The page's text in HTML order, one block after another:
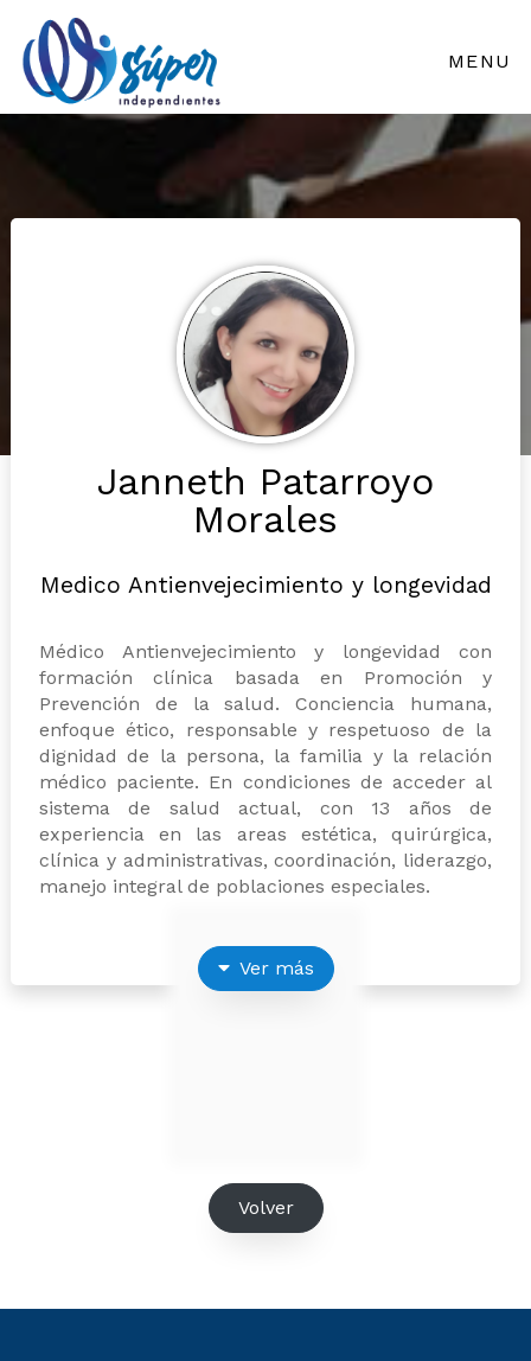
MENU
Janneth Patarroyo
Morales
Medico Antienvejecimiento y longevidad
Médico Antienvejecimiento y longevidad con
formación clínica basada en Promoción y
Prevención de la salud. Conciencia humana,
enfoque ético, responsable y respetuoso de la
dignidad de la persona, la familia y la relación
médico paciente. En condiciones de acceder al
sistema de salud actual, con 13 años de
experiencia en las areas estética, quirúrgica,
clínica y administrativas, coordinación, liderazgo,
manejo integral de poblaciones especiales.
Ver más
Volver